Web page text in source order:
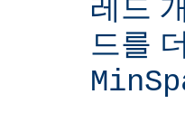
레드
드를